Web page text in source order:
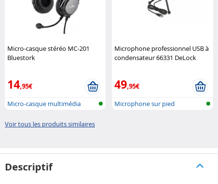
Micro-casque stéréo MC-201
Bluestork
14,95€
Micro-casque multimédia
Microphone professionnel USB à
condensateur 66331 DeLock
49,95€
Microphone sur pied
Voir tous les produits similaires
Descriptif